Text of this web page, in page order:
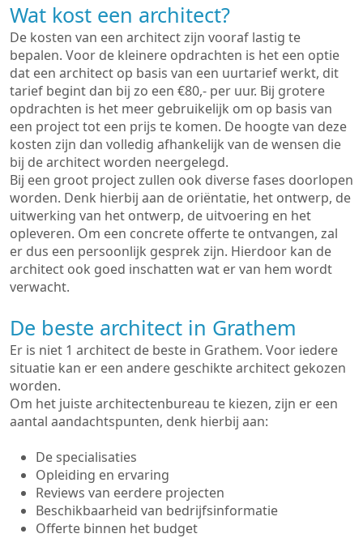
Wat kost een architect?
De kosten van een architect zijn vooraf lastig te
bepalen. Voor de kleinere opdrachten is het een optie
dat een architect op basis van een uurtarief werkt, dit
tarief begint dan bij zo een €80,- per uur. Bij grotere
opdrachten is het meer gebruikelijk om op basis van
een project tot een prijs te komen. De hoogte van deze
kosten zijn dan volledig afhankelijk van de wensen die
bij de architect worden neergelegd.
Bij een groot project zullen ook diverse fases doorlopen
worden. Denk hierbij aan de oriëntatie, het ontwerp, de
uitwerking van het ontwerp, de uitvoering en het
opleveren. Om een concrete offerte te ontvangen, zal
er dus een persoonlijk gesprek zijn. Hierdoor kan de
architect ook goed inschatten wat er van hem wordt
verwacht.
De beste architect in Grathem
Er is niet 1 architect de beste in Grathem. Voor iedere
situatie kan er een andere geschikte architect gekozen
worden.
Om het juiste architectenbureau te kiezen, zijn er een
aantal aandachtspunten, denk hierbij aan:
De specialisaties
Opleiding en ervaring
Reviews van eerdere projecten
Beschikbaarheid van bedrijfsinformatie
Offerte binnen het budget